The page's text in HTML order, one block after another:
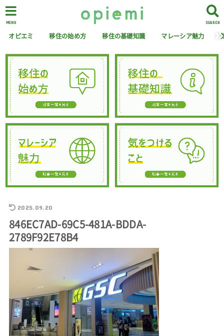
SEARCH
MENU
オピエミ 移住の始め方 移住の基礎知識 マレーシア魅力
2025.09.20
846EC7AD-69C5-481A-BDDA-
2789F92E78B4